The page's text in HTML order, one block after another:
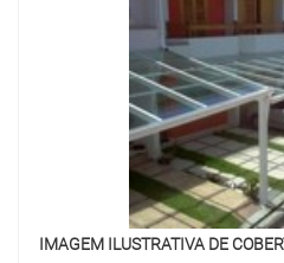
IMAGEM ILUSTRATIVA DE